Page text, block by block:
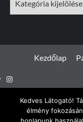
Kezdőlap
Instagram
Kedves Látogató!
élmény